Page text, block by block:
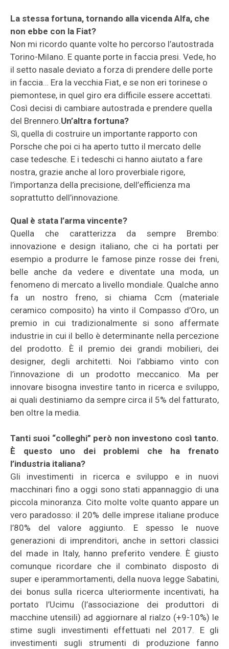
La stessa fortuna, tornando alla vicenda Alfa, che
non ebbe con la Fiat?
Non mi ricordo quante volte ho percorso l’autostrada
Torino-Milano. E quante porte in faccia presi. Vede, ho
il setto nasale deviato a forza di prendere delle porte
in faccia… Era la vecchia Fiat, e se non eri torinese o
piemontese, in quel giro era difficile essere accettati.
Così decisi di cambiare autostrada e prendere quella
del Brennero.Un’altra fortuna?
Sì, quella di costruire un importante rapporto con
Porsche che poi ci ha aperto tutto il mercato delle
case tedesche. E i tedeschi ci hanno aiutato a fare
nostra, grazie anche al loro proverbiale rigore,
l’importanza della precisione, dell’efficienza ma
soprattutto dell’innovazione.
Qual è stata l’arma vincente?
Quella che caratterizza da sempre Brembo:
innovazione e design italiano, che ci ha portati per
esempio a produrre le famose pinze rosse dei freni,
belle anche da vedere e diventate una moda, un
fenomeno di mercato a livello mondiale. Qualche anno
fa un nostro freno, si chiama Ccm (materiale
ceramico composito) ha vinto il Compasso d’Oro, un
premio in cui tradizionalmente si sono affermate
industrie in cui il bello è determinante nella percezione
del prodotto. È il premio dei grandi mobilieri, dei
designer, degli architetti. Noi l’abbiamo vinto con
l’innovazione di un prodotto meccanico. Ma per
innovare bisogna investire tanto in ricerca e sviluppo,
ai quali destiniamo da sempre circa il 5% del fatturato,
ben oltre la media.
Tanti suoi “colleghi” però non investono così tanto.
È questo uno dei problemi che ha frenato
l’industria italiana?
Gli investimenti in ricerca e sviluppo e in nuovi
macchinari fino a oggi sono stati appannaggio di una
piccola minoranza. Cito molte volte quanto appare un
vero paradosso: il 20% delle imprese italiane produce
l’80% del valore aggiunto. E spesso le nuove
generazioni di imprenditori, anche in settori classici
del made in Italy, hanno preferito vendere. È giusto
comunque ricordare che il combinato disposto di
super e iperammortamenti, della nuova legge Sabatini,
dei bonus sulla ricerca ulteriormente incentivati, ha
portato l’Ucimu (l’associazione dei produttori di
macchine utensili) ad aggiornare al rialzo (+9-10%) le
stime sugli investimenti effettuati nel 2017. E gli
investimenti sugli strumenti di produzione fanno